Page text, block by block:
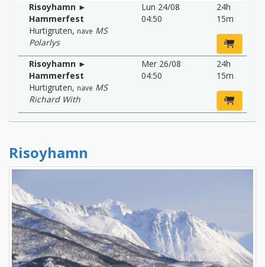
Risoyhamn ►
Hammerfest
Hurtigruten, nave MS
Polarlys
Lun 24/08
04:50
24h
15m
Risoyhamn ►
Hammerfest
Hurtigruten, nave MS
Richard With
Mer 26/08
04:50
24h
15m
Risoyhamn